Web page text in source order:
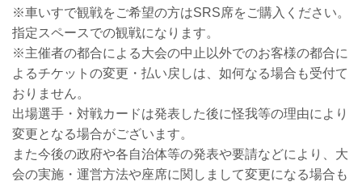
※車いすで観戦をご希望の方はSRS席をご購入ください。
指定スペースでの観戦になります。
※主催者の都合による大会の中止以外でのお客様の都合に
よるチケットの変更・払い戻しは、如何なる場合も受付て
おりません。
出場選手・対戦カードは発表した後に怪我等の理由により
変更となる場合がございます。
また今後の政府や各自治体等の発表や要請などにより、大
会の実施・運営方法や座席に関しまして変更になる場合も